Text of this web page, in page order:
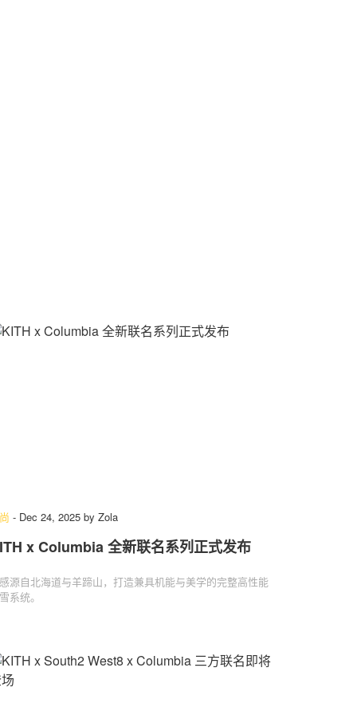
- Dec 24, 2025 by Zola
x Columbia 全新联名系列正式发布
源自北海道与羊蹄山，打造兼具机能与美学的完整高性能
系统。